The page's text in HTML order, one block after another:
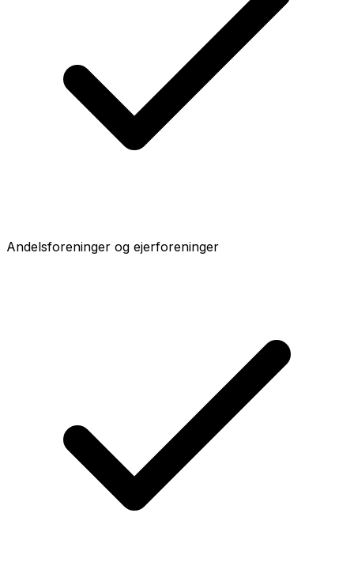
Andelsforeninger og ejerforeninger